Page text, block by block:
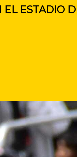
EL ESTADIO